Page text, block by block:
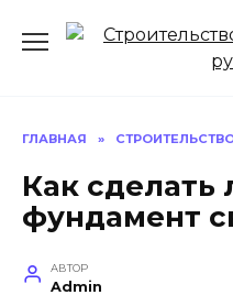
ГЛАВНАЯ »
Как сделать
фундамент
АВТОР
Admin